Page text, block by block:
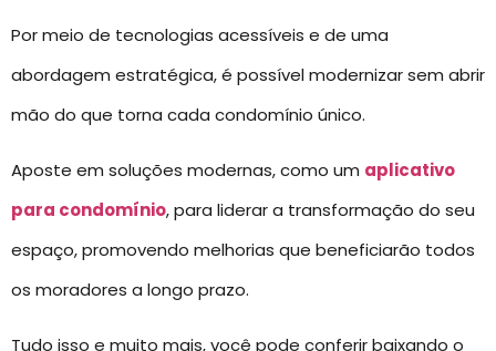
Por meio de tecnologias acessíveis e de uma
abordagem estratégica, é possível modernizar sem abrir
mão do que torna cada condomínio único.
Aposte em soluções modernas, como um aplicativo
para condomínio, para liderar a transformação do seu
espaço, promovendo melhorias que beneficiarão todos
os moradores a longo prazo.
Tudo isso e muito mais, você pode conferir baixando o